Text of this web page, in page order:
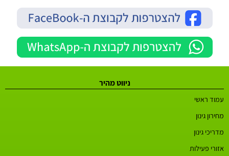
ניווט מהיר
עמוד ראשי
מחירון גינון
מדריכי גינון
אזורי פעילות